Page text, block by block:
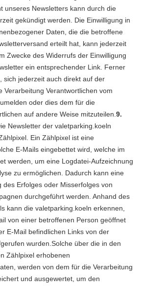
unseres Newsletters kann durch die
gekündigt werden. Die Einwilligung in
Daten, die die betroffene
erteilt hat, kann jederzeit
Zwecke des Widerrufs der Einwilligung
ein entsprechender Link. Ferner
sich jederzeit auch direkt auf der
Verarbeitung Verantwortlichen vom
oder dies dem für die
auf andere Weise mitzuteilen.9.
Newsletter der valetparking.koeln
Ein Zählpixel ist eine
E-Mails eingebettet wird, welche im
werden, um eine Logdatei-Aufzeichnung
zu ermöglichen. Dadurch kann eine
des Erfolges oder Misserfolges von
durchgeführt werden. Anhand des
kann die valetparking.koeln erkennen,
von einer betroffenen Person geöffnet
E-Mail befindlichen Links von der
wurden.Solche über die in den
Zählpixel erhobenen
werden von dem für die Verarbeitung
und ausgewertet, um den